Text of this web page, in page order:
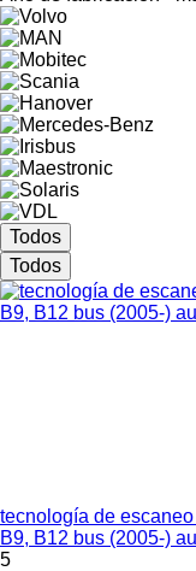
Todos
Todos
tecnología de
B9, B12 bus (2005-)
5